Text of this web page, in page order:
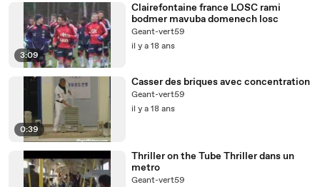
3:09
Clairefontaine france LOSC rami
bodmer mavuba domenech losc
Geant-vert59
il y a 18 ans
0:39
Casser des briques avec concentration
Geant-vert59
il y a 18 ans
Thriller on the Tube Thriller dans un
metro
Geant-vert59